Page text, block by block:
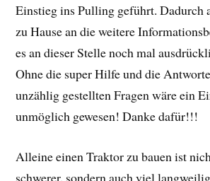
Einstieg ins Pulling geführt. Dadurch
zu Hause an die weitere
es an dieser Stelle noch mal
Ohne die super Hilfe und die
unzählig gestellten Fragen wäre ein
unmöglich gewesen! Danke dafür!!!
Alleine einen Traktor zu bauen ist
schwerer, sondern auch viel